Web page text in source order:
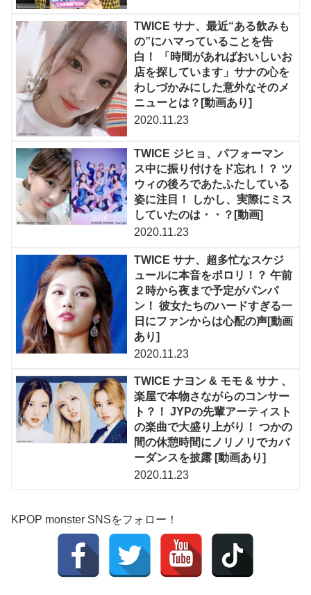
TWICE サナ、最近“ある飲みも
の”にハマっていることを告
白！ 「時間があればおいしいお
店を探しています」サナの心を
わしづかみにした意外なそのメ
ニューとは？[動画あり]
2020.11.23
TWICE ジヒョ、パフォーマン
ス中に振り付けをド忘れ！？ ツ
ウィの後ろであたふたしている
姿に注目！ しかし、実際にミス
していたのは・・？[動画]
2020.11.23
TWICE サナ、超多忙なスケジ
ュールに本音をポロリ！？ 午前
２時から夜まで予定がパンパ
ン！ 彼女たちのハードすぎる一
日にファンからは心配の声[動画
あり]
2020.11.23
TWICE ナヨン & モモ & サナ 、
楽屋で本物さながらのコンサー
ト？！ JYPの先輩アーティスト
の楽曲で大盛り上がり！ つかの
間の休憩時間にノリノリでカバ
ーダンスを披露 [動画あり]
2020.11.23
KPOP monster SNSをフォロー！